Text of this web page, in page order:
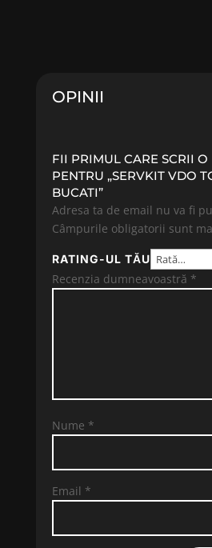
OPINII
FII PRIMUL CARE SCRII O
PENTRU „SERVKIT VDO
BUCATI”
Adresa ta de email nu va fi
Câmpurile obligatorii sunt
RATING-UL TĂU
Recenzia dumneavoastră *
Nume *
Email *